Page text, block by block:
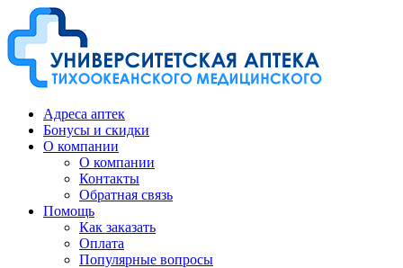
Адреса аптек
Бонусы и скидки
О компании
О компании
Контакты
Обратная связь
Помощь
Как заказать
Оплата
Популярные вопросы